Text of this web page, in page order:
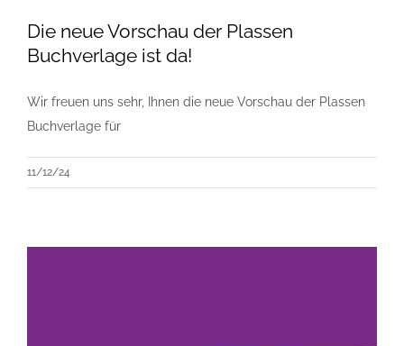
Die neue Vorschau der Plassen
Buchverlage ist da!
Wir freuen uns sehr, Ihnen die neue Vorschau der Plassen
Buchverlage für
11/12/24